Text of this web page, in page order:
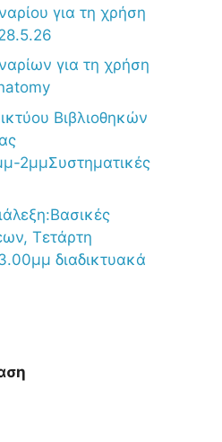
για τη χρήση
για τη χρήση
Βιβλιοθηκών
2μμΣυστηματικές
Τετάρτη
διαδικτυακά